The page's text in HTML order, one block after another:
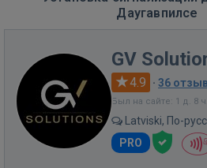
Даугавпилсе
GV
4.9 · 36
Был на сайте: 1 д. 8
Latviski, По-
PRO